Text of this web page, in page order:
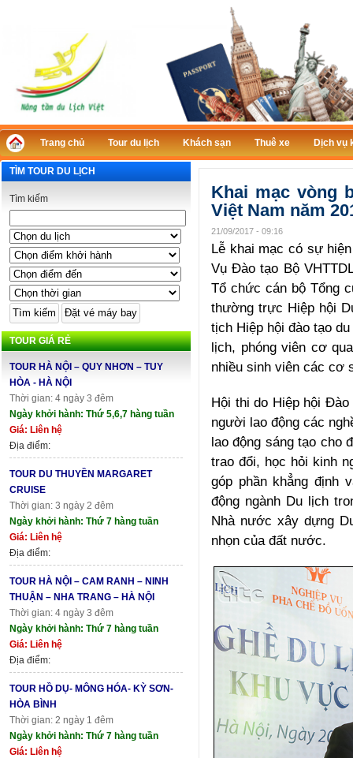
Trang chủ Tour du lịch Khách sạn Thuê xe Dịch vụ
TÌM TOUR DU LỊCH
Tìm kiếm
TOUR GIÁ RẺ
TOUR HÀ NỘI – QUY NHƠN – TUY
HÒA - HÀ NỘI
Thời gian: 4 ngày 3 đêm
Ngày khởi hành: Thứ 5,6,7 hàng tuần
Giá: Liên hệ
Địa điểm:
TOUR DU THUYỀN MARGARET
CRUISE
Thời gian: 3 ngày 2 đêm
Ngày khởi hành: Thứ 7 hàng tuần
Giá: Liên hệ
Địa điểm:
TOUR HÀ NỘI – CAM RANH – NINH
THUẬN – NHA TRANG – HÀ NỘI
Thời gian: 4 ngày 3 đêm
Ngày khởi hành: Thứ 7 hàng tuần
Giá: Liên hệ
Địa điểm:
TOUR HỒ DỤ- MÔNG HÓA- KỲ SƠN-
HÒA BÌNH
Thời gian: 2 ngày 1 đêm
Ngày khởi hành: Thứ 7 hàng tuần
Giá: Liên hệ
Khai mạc vòng
Việt Nam năm
21/09/2017 - 09:16
Lễ khai mạc có sự
Vụ Đào tạo Bộ
Tổ chức cán bộ Tổng
thường trực Hiệp hội
tịch Hiệp hội đào tạo
lịch, phóng viên cơ
nhiều sinh viên các cơ
Hội thi do Hiệp hội
người lao động các
lao động sáng tạo cho
trao đổi, học hỏi kinh
góp phần khẳng định
động ngành Du lịch
Nhà nước xây dựng
nhọn của đất nước.